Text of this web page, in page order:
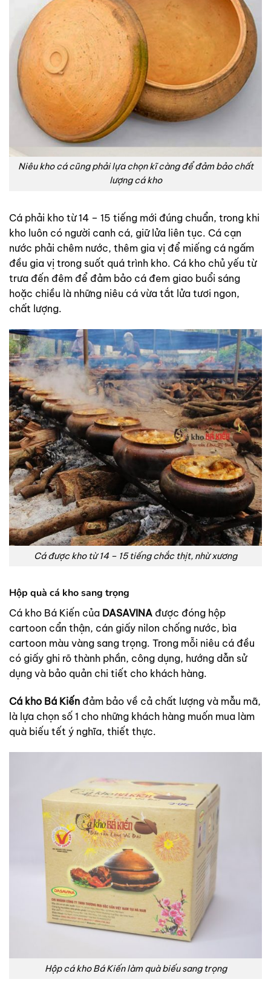
Niêu kho cá cũng phải lựa chọn kĩ càng để đảm bảo chất
lượng cá kho
Cá phải kho từ 14 – 15 tiếng mới đúng chuẩn, trong khi
kho luôn có người canh cá, giữ lửa liên tục. Cá cạn
nước phải chêm nước, thêm gia vị để miếng cá ngấm
đều gia vị trong suốt quá trình kho. Cá kho chủ yếu từ
trưa đến đêm để đảm bảo cá đem giao buổi sáng
hoặc chiều là những niêu cá vừa tắt lửa tươi ngon,
chất lượng.
Cá được kho từ 14 – 15 tiếng chắc thịt, nhừ xương
Hộp quà cá kho sang trọng
Cá kho Bá Kiến của DASAVINA được đóng hộp
cartoon cẩn thận, cán giấy nilon chống nước, bìa
cartoon màu vàng sang trọng. Trong mỗi niêu cá đều
có giấy ghi rõ thành phần, công dụng, hướng dẫn sử
dụng và bảo quản chi tiết cho khách hàng.
Cá kho Bá Kiến đảm bảo về cả chất lượng và mẫu mã,
là lựa chọn số 1 cho những khách hàng muốn mua làm
quà biếu tết ý nghĩa, thiết thực.
Hộp cá kho Bá Kiến làm quà biếu sang trọng